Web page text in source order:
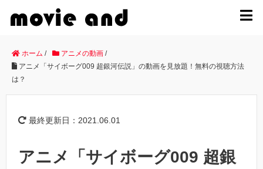
ホーム / アニメの動画 /
アニメ「サイボーグ009 超銀河伝説」の動画を見放題！無料の視聴方法
は？
最終更新日：2021.06.01
アニメ「サイボーグ009 超銀